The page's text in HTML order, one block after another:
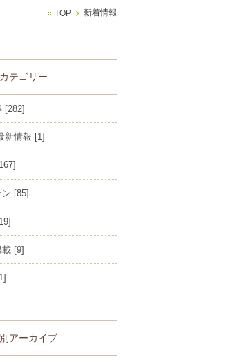
TOP 新着情報
カテゴリー
[282]
新情報 [1]
[85]
載 [9]
アーカイブ